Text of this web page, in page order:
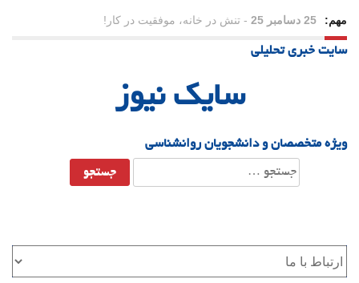
مهم: 25 دسامبر 25 - تنش در خانه، موفقیت در کار!
23 دسامبر 25
-یلدا؛ نماد تاب‌آوری اجتماعی در روزگار دشوار
سایت خبری تحلیلی
سایک نیوز
ویژه متخصصان و دانشجویان روانشناسی
جستجو
برای: